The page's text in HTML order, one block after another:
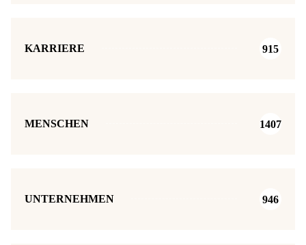
KARRIERE 915
MENSCHEN 1407
UNTERNEHMEN 946